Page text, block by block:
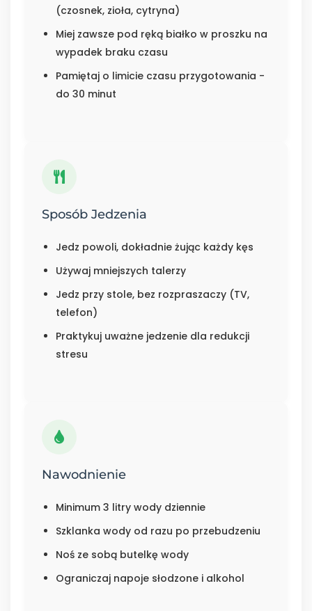
(czosnek, zioła, cytryna)
Miej zawsze pod ręką białko w proszku na
wypadek braku czasu
Pamiętaj o limicie czasu przygotowania -
do 30 minut
Sposób Jedzenia
Jedz powoli, dokładnie żując każdy kęs
Używaj mniejszych talerzy
Jedz przy stole, bez rozpraszaczy (TV,
telefon)
Praktykuj uważne jedzenie dla redukcji
stresu
Nawodnienie
Minimum 3 litry wody dziennie
Szklanka wody od razu po przebudzeniu
Noś ze sobą butelkę wody
Ograniczaj napoje słodzone i alkohol